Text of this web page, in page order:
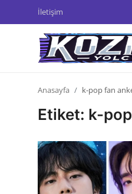
İletişim
Anime Önerileri
Kore Dünyası
Anasayfa k-pop fan
Etiket: k-